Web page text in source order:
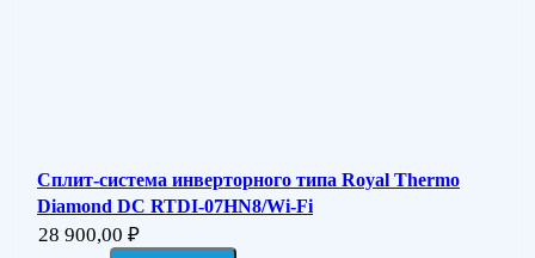
Сплит-система инверторного типа Royal Thermo
Diamond DC RTDI-07HN8/Wi-Fi
28 900,00 ₽